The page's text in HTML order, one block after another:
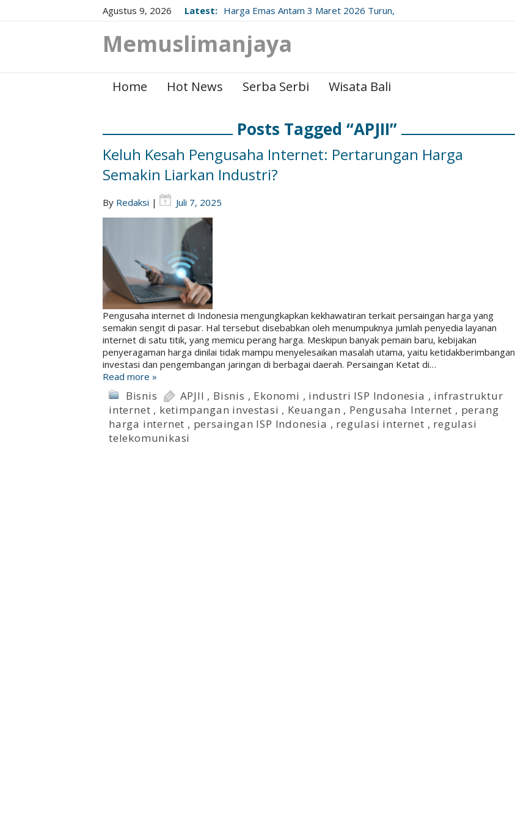
Agustus 9, 2026 Latest: Harga Emas Antam 3 Maret 2026 Turun,
Memuslimanjaya
Home Hot News Serba Serbi Wisata Bali
Posts Tagged “APJII”
Keluh Kesah Pengusaha Internet: Pertarungan Harga
Semakin Liarkan Industri?
By Redaksi | Juli 7, 2025
Pengusaha internet di Indonesia mengungkapkan kekhawatiran terkait persaingan harga yang
semakin sengit di pasar. Hal tersebut disebabkan oleh menumpuknya jumlah penyedia layanan
internet di satu titik, yang memicu perang harga. Meskipun banyak pemain baru, kebijakan
penyeragaman harga dinilai tidak mampu menyelesaikan masalah utama, yaitu ketidakberimbangan
investasi dan pengembangan jaringan di berbagai daerah. Persaingan Ketat di…
Read more »
Bisnis APJII , Bisnis , Ekonomi , industri ISP Indonesia , infrastruktur
internet , ketimpangan investasi , Keuangan , Pengusaha Internet , perang
harga internet , persaingan ISP Indonesia , regulasi internet , regulasi
telekomunikasi